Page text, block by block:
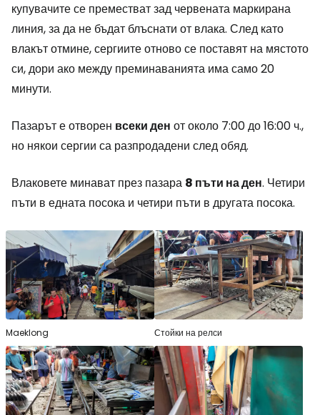
купувачите се преместват зад червената маркирана
линия, за да не бъдат блъснати от влака. След като
влакът отмине, сергиите отново се поставят на мястото
си, дори ако между преминаванията има само 20
минути.
Пазарът е отворен всеки ден от около 7:00 до 16:00 ч.,
но някои сергии са разпродадени след обяд.
Влаковете минават през пазара 8 пъти на ден. Четири
пъти в едната посока и четири пъти в другата посока.
Maeklong Стойки на релси